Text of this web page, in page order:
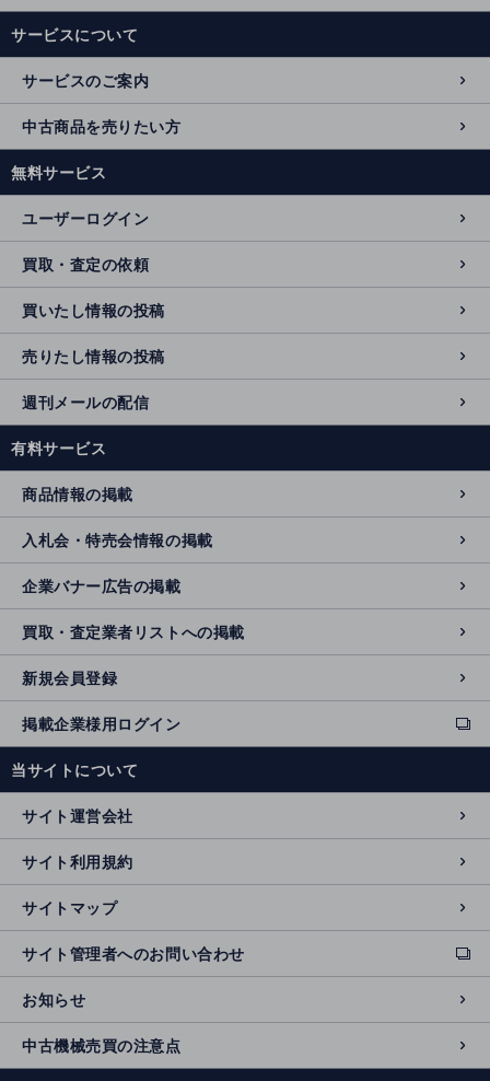
サービスについて
サービスのご案内
中古商品を売りたい方
無料サービス
ユーザーログイン
買取・査定の依頼
買いたし情報の投稿
売りたし情報の投稿
週刊メールの配信
有料サービス
商品情報の掲載
入札会・特売会情報の掲載
企業バナー広告の掲載
買取・査定業者リストへの掲載
新規会員登録
掲載企業様用ログイン
ext
e
n
al
si
t
e
当サイトについて
サイト運営会社
サイト利用規約
サイトマップ
サイト管理者へのお問い合わせ
ext
e
r
n
al
si
お知らせ
中古機械売買の注意点